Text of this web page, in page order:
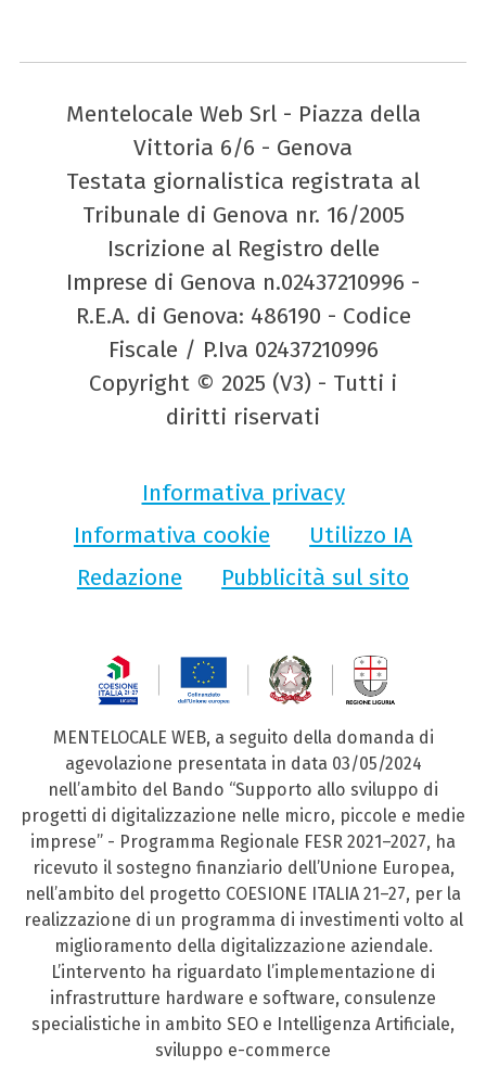
Mentelocale Web Srl - Piazza della
Vittoria 6/6 - Genova
Testata giornalistica registrata al
Tribunale di Genova nr. 16/2005
Iscrizione al Registro delle
Imprese di Genova n.02437210996 -
R.E.A. di Genova: 486190 - Codice
Fiscale / P.Iva 02437210996
Copyright © 2025 (V3) - Tutti i
diritti riservati
Informativa privacy
Informativa cookie
Utilizzo IA
Redazione
Pubblicità sul sito
MENTELOCALE WEB, a seguito della domanda di
agevolazione presentata in data 03/05/2024
nell’ambito del Bando “Supporto allo sviluppo di
progetti di digitalizzazione nelle micro, piccole e medie
imprese” - Programma Regionale FESR 2021–2027, ha
ricevuto il sostegno finanziario dell’Unione Europea,
nell’ambito del progetto COESIONE ITALIA 21–27, per la
realizzazione di un programma di investimenti volto al
miglioramento della digitalizzazione aziendale.
L’intervento ha riguardato l’implementazione di
infrastrutture hardware e software, consulenze
specialistiche in ambito SEO e Intelligenza Artificiale,
sviluppo e-commerce